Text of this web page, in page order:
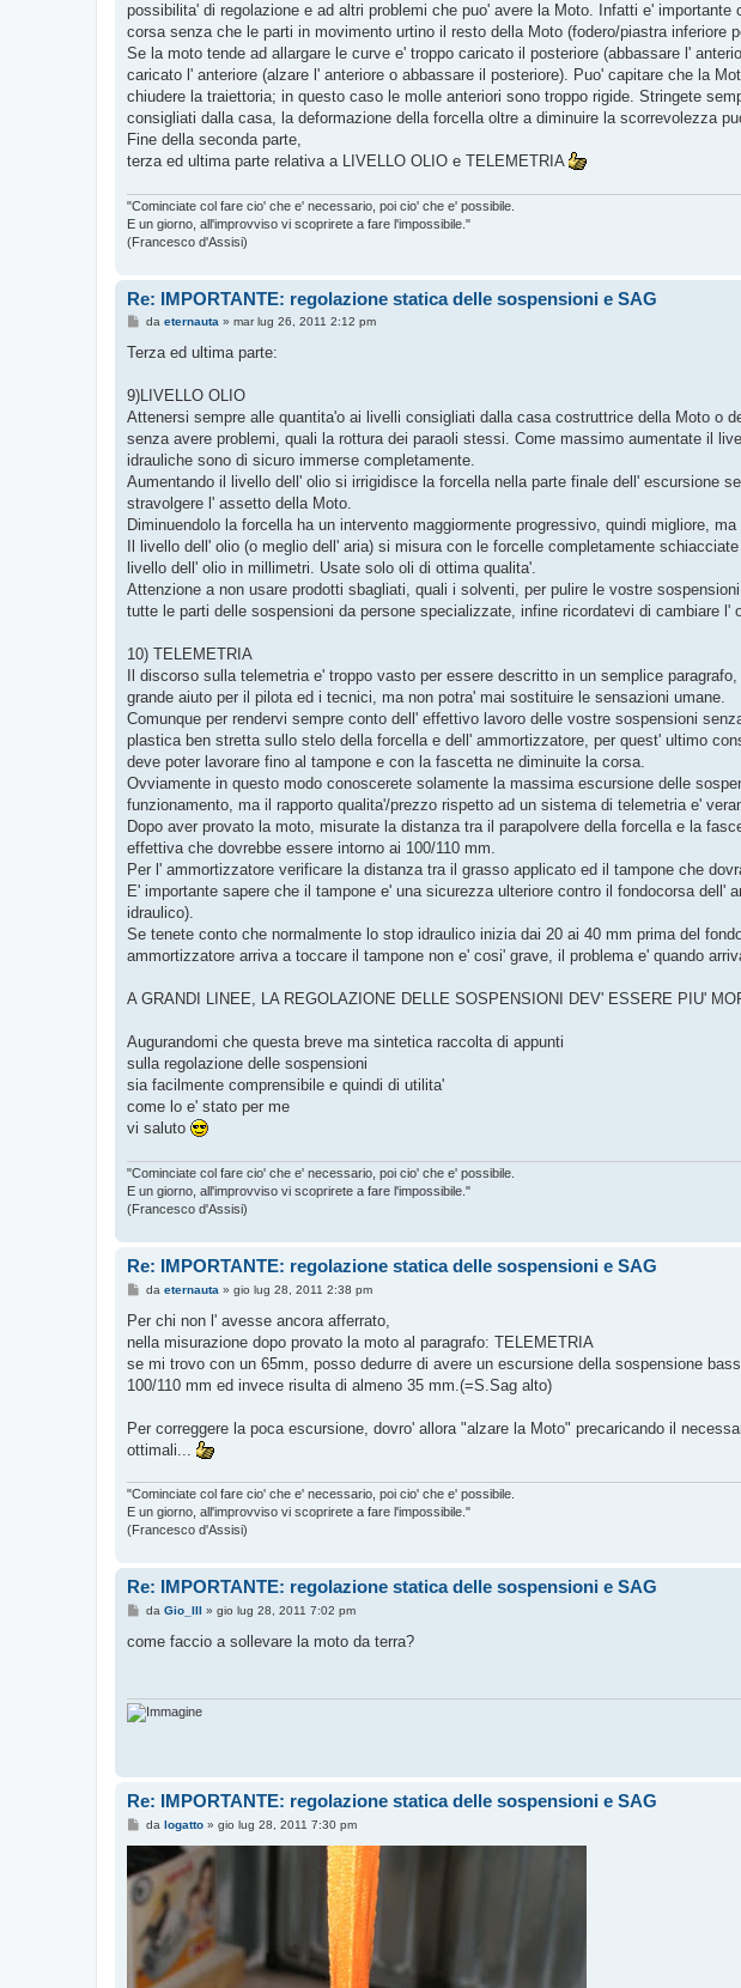
possibilita' di regolazione e ad altri problemi che puo' avere la Moto. Infatti e'
corsa senza che le parti in movimento urtino il resto della Moto (fodero/piastra inferiore
Se la moto tende ad allargare le curve e' troppo caricato il posteriore (abbassare l'
caricato l' anteriore (alzare l' anteriore o abbassare il posteriore). Puo' capitare che la
chiudere la traiettoria; in questo caso le molle anteriori sono troppo rigide. Stringete
consigliati dalla casa, la deformazione della forcella oltre a diminuire la scorrevolezza
Fine della seconda parte,
terza ed ultima parte relativa a LIVELLO OLIO e TELEMETRIA
"Cominciate col fare cio' che e' necessario, poi cio' che e' possibile.
E un giorno, all'improvviso vi scoprirete a fare l'impossibile."
(Francesco d'Assisi)
Re: IMPORTANTE: regolazione statica delle sospensioni e SAG
M
s
g
i
o
da eternauta» mar lug 26, 2011 2:12 pm
Terza ed ultima parte:
9)LIVELLO OLIO
Attenersi sempre alle quantita'o ai livelli consigliati dalla casa costruttrice della Moto o
senza avere problemi, quali la rottura dei paraoli stessi. Come massimo aumentate il
idrauliche sono di sicuro immerse completamente.
Aumentando il livello dell' olio si irrigidisce la forcella nella parte finale dell' escursione
stravolgere l' assetto della Moto.
Diminuendolo la forcella ha un intervento maggiormente progressivo, quindi migliore,
Il livello dell' olio (o meglio dell' aria) si misura con le forcelle completamente
livello dell' olio in millimetri. Usate solo oli di ottima qualita'.
Attenzione a non usare prodotti sbagliati, quali i solventi, per pulire le vostre
tutte le parti delle sospensioni da persone specializzate, infine ricordatevi di cambiare l'
10) TELEMETRIA
Il discorso sulla telemetria e' troppo vasto per essere descritto in un semplice
grande aiuto per il pilota ed i tecnici, ma non potra' mai sostituire le sensazioni umane.
Comunque per rendervi sempre conto dell' effettivo lavoro delle vostre sospensioni
plastica ben stretta sullo stelo della forcella e dell' ammortizzatore, per quest' ultimo
deve poter lavorare fino al tampone e con la fascetta ne diminuite la corsa.
Ovviamente in questo modo conoscerete solamente la massima escursione delle
funzionamento, ma il rapporto qualita'/prezzo rispetto ad un sistema di telemetria e'
Dopo aver provato la moto, misurate la distanza tra il parapolvere della forcella e la
effettiva che dovrebbe essere intorno ai 100/110 mm.
Per l' ammortizzatore verificare la distanza tra il grasso applicato ed il tampone che
E' importante sapere che il tampone e' una sicurezza ulteriore contro il fondocorsa dell'
idraulico).
Se tenete conto che normalmente lo stop idraulico inizia dai 20 ai 40 mm prima del
ammortizzatore arriva a toccare il tampone non e' cosi' grave, il problema e' quando
A GRANDI LINEE, LA REGOLAZIONE DELLE SOSPENSIONI DEV' ESSERE PIU'
Augurandomi che questa breve ma sintetica raccolta di appunti
sulla regolazione delle sospensioni
sia facilmente comprensibile e quindi di utilita'
come lo e' stato per me
vi saluto
"Cominciate col fare cio' che e' necessario, poi cio' che e' possibile.
E un giorno, all'improvviso vi scoprirete a fare l'impossibile."
(Francesco d'Assisi)
Re: IMPORTANTE: regolazione statica delle sospensioni e SAG
M
s
a
g
i
da eternauta » gio lug 28, 2011 2:38 pm
Per chi non l' avesse ancora afferrato,
nella misurazione dopo provato la moto al paragrafo: TELEMETRIA
se mi trovo con un 65mm, posso dedurre di avere un escursione della sospensione
100/110 mm ed invece risulta di almeno 35 mm.(=S.Sag alto)
Per correggere la poca escursione, dovro' allora "alzare la Moto" precaricando il
ottimali...
"Cominciate col fare cio' che e' necessario, poi cio' che e' possibile.
E un giorno, all'improvviso vi scoprirete a fare l'impossibile."
(Francesco d'Assisi)
Re: IMPORTANTE: regolazione statica delle sospensioni e SAG
M
s
i
o
da Gio_III» gio lug 28, 2011 7:02 pm
come faccio a sollevare la moto da terra?
Re: IMPORTANTE: regolazione statica delle sospensioni e SAG
M
s
a
g
g
o
da logatto» gio lug 28, 2011 7:30 pm